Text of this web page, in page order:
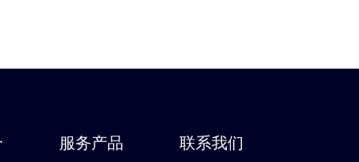
服务产品 联系我们